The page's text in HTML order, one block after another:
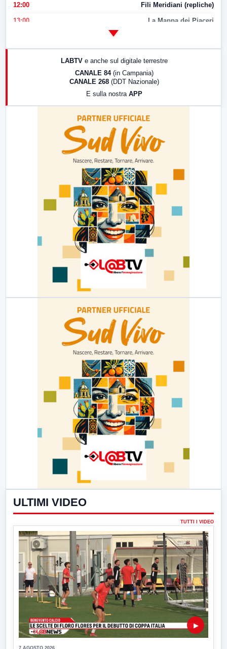
12:00 Fili Meridiani (repliche)
13:00 La Mappa dei Piaceri
17:00 LabNews (replica)
LABTV e anche sul digitale terrestre
CANALE 84 (in Campania)
CANALE 268 (DDT Nazionale)
E sulla nostra APP
ULTIMI VIDEO
TUTTI I VIDEO
▶